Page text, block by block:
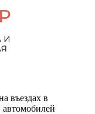
въездах в